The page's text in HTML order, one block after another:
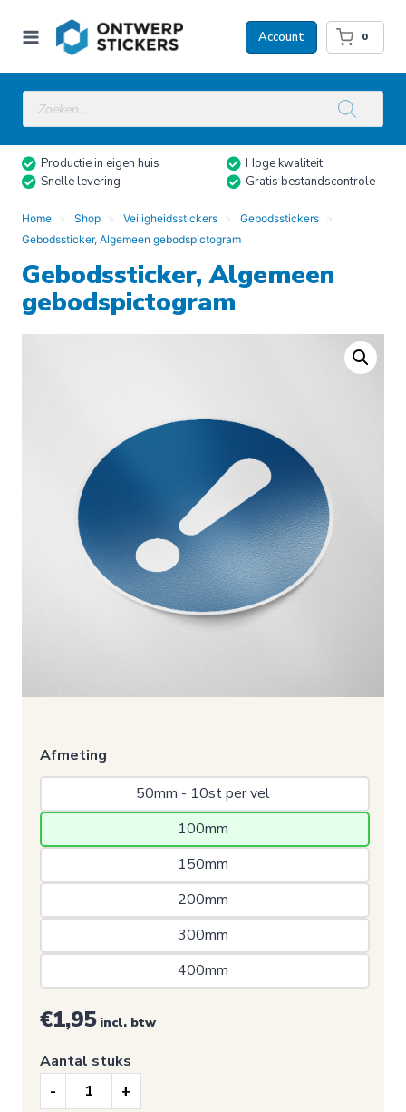
naar
Account 0
Producten
zoeken
Productie in eigen huis
Hoge kwaliteit
Snelle levering
Gratis bestandscontrole
Home Shop Veiligheidsstickers
Gebodsstickers
Gebodssticker, Algemeen gebodspictogram
Gebodssticker, Algemeen
gebodspictogram
Afmeting
50mm - 10st per vel
100mm
150mm
200mm
300mm
400mm
€1,95 incl. btw
Gebodssticker,
Aantal stuks